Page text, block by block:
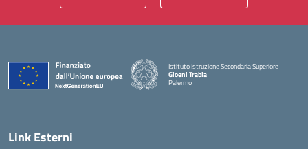
Istituto Istruzione Secondaria Superiore
Gioeni Trabia
Palermo
Link Esterni